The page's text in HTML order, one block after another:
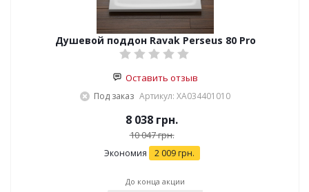
Душевой поддон Ravak Perseus 80 Pro
Оставить отзыв
Под заказ Артикул: XA034401010
8 038 грн.
10 047грн.
Экономия 2 009грн.
До конца акции